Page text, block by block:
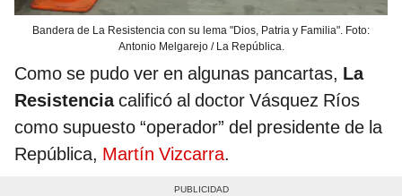
Bandera de La Resistencia con su lema "Dios, Patria y Familia". Foto:
Antonio Melgarejo / La República.
Como se pudo ver en algunas pancartas, La
Resistenciacalificó al doctor Vásquez Ríos
como supuesto “operador” del presidente de la
República, Martín Vizcarra.